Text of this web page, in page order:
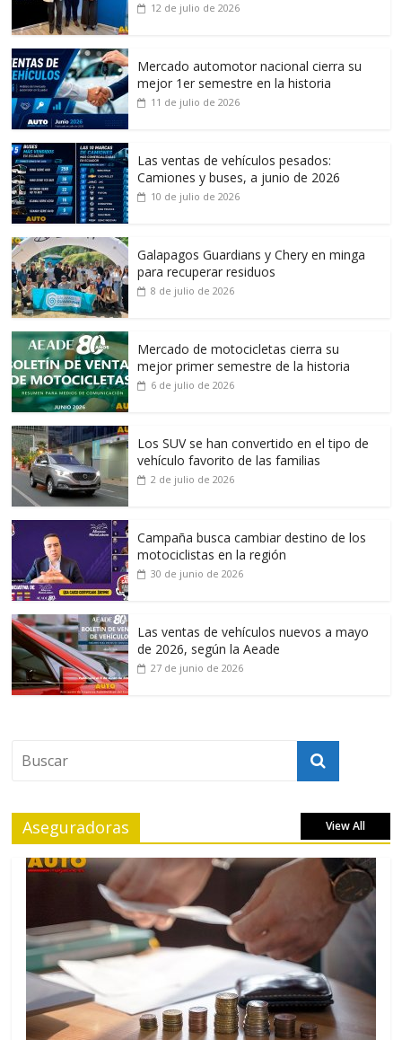
12 de julio de 2026
Mercado automotor nacional cierra su
mejor 1er semestre en la historia
11 de julio de 2026
Las ventas de vehículos pesados:
Camiones y buses, a junio de 2026
10 de julio de 2026
Galapagos Guardians y Chery en minga
para recuperar residuos
8 de julio de 2026
Mercado de motocicletas cierra su
mejor primer semestre de la historia
6 de julio de 2026
Los SUV se han convertido en el tipo de
vehículo favorito de las familias
2 de julio de 2026
Campaña busca cambiar destino de los
motociclistas en la región
30 de junio de 2026
Las ventas de vehículos nuevos a mayo
de 2026, según la Aeade
27 de junio de 2026
Aseguradoras View All